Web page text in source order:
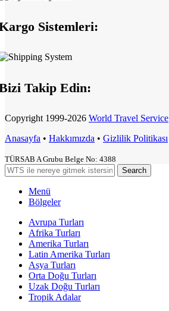
Sistemleri:
Takip Edin:
Copyright 1999-2026 World Travel Service
Anasayfa • Hakkımızda • Gizlilik Politikası
TÜRSAB A Grubu Belge No: 4388
Search
Menü
Bölgeler
Avrupa Turları
Afrika Turları
Amerika Turları
Latin Amerika Turları
Asya Turları
Orta Doğu Turları
Uzak Doğu Turları
Tropik Adalar